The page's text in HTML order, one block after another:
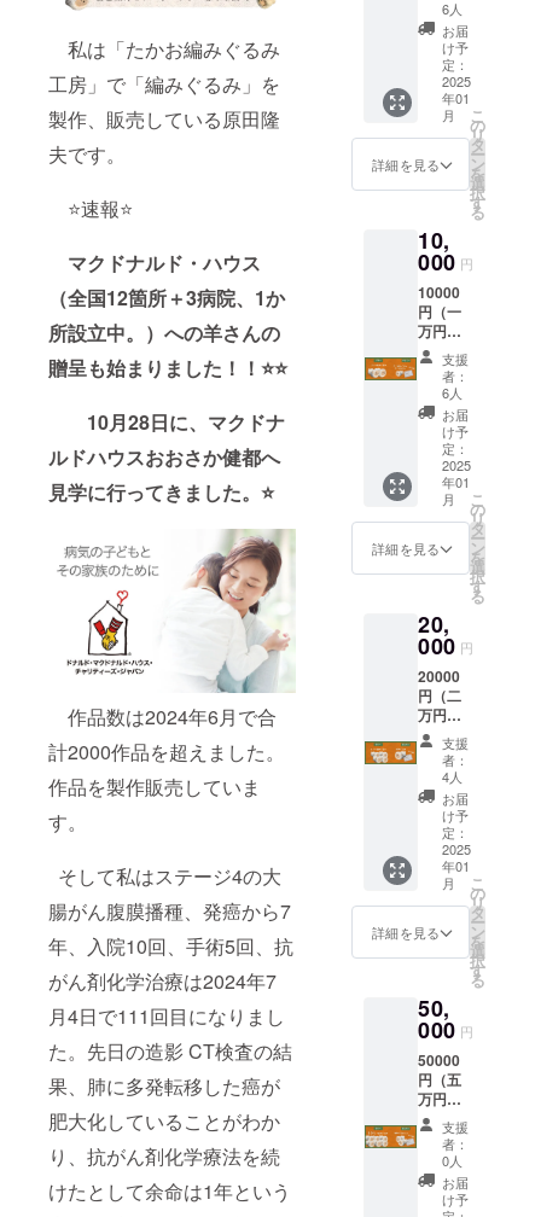
私は「たかお編みぐるみ
工房」で「編みぐるみ」を
製作、販売している原田隆
夫です。
⭐️速報⭐️
マクドナルド・ハウス
（全国12箇所＋3病院、1か
所設立中。）への羊さんの
贈呈も始まりました！！⭐️⭐️
10月28日に、マクドナ
ルドハウスおおさか健都へ
見学に行ってきました。⭐️
作品数は2024年6月で合
計2000作品を超えました。
作品を製作販売していま
す。
そして私はステージ4の大
腸がん腹膜播種、発癌から7
年、入院10回、手術5回、抗
がん剤化学治療は2024年7
月4日で111回目になりまし
た。先日の造影 CT検査の結
果、肺に多発転移した癌が
肥大化していることがわか
り、抗がん剤化学療法を続
けたとして余命は1年という
の製作、い
ろんな動物
の製作を手
掛けていま
す。
2024年11
月までプロ
含めてたか
お編みぐる
み工房1番人
気「幸せを
呼ぶ羊さ
ん」は1250
匹を突破。
たかお編み
ぐるみ工房
の販売を合
わせると
2000匹（作
品）を超え
に掲載して
うぞご覧く
ださい。
https://minne
.com/@taka
02102102）
売り上げ
は、1ヶ月に
30万円ほど
かかる、私
の抗がん剤
治療や薬
門(ストー
マ）の装具
の費用そし
て手術代
（一回150万
くらい）に
あてていま
どもた
ちに羊
さん1
匹）を
子ども
たちの
ために
ご支援
いただ
いた方
編みぐ
るみ工
房特製
「羊の
キーホ
ルダー
（2×5c
m)」1
個と感
謝状を
お送り
いたし
ます。
6人
お届
け予
定：
2025
年01
月
詳細を見る
こ
の
リ
タ
ー
ン
を
選
択
す
る
10,
000 円
10000
円（一
万円）
ご支援
プラン
10000
円を
（子ど
もたち
に羊さ
ん2匹）
を子ど
もたち
のため
だいた
方に
は、た
かお編
みぐる
み工房
特製
「編み
ぐるみ
の羊さ
んの
キーホ
ルダー
（5×5×
7cm)」
1匹と感
謝状を
支援
者：
6人
お届
け予
定：
2025
年01
月
詳細を見る
こ
の
リ
タ
ー
ン
を
選
択
す
る
20,
000 円
20000
円（二
万円）
ご支援
プラン
20000
円（子
どもた
ちに羊
さん4
匹）を
ご支援
いただ
いた方
編みぐ
るみ工
房特製
「幸せ
を呼ぶ
羊さん
（15×1
5×25c
m）」1
匹と感
謝状を
支援
者：
4人
お届
け予
定：
2025
年01
月
詳細を見る
こ
の
リ
タ
ー
ン
を
選
択
す
る
50,
000 円
50000
円（五
万円）
ご支援
プラン
50000
円（子
支援
者：
0人
お届
け予